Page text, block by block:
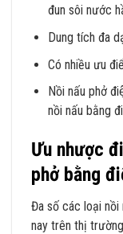
đun sôi nước
Dung tích đa
Có nhiều ưu
Nồi nấu phở
nồi nấu bằng
Ưu nhược
phở bằng
Đa số các loại nồi
nay trên thị